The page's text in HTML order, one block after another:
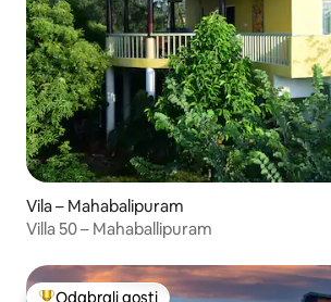
Vila – Mahabalipuram
Villa 50 – Mahaballipuram
Odabrali gosti